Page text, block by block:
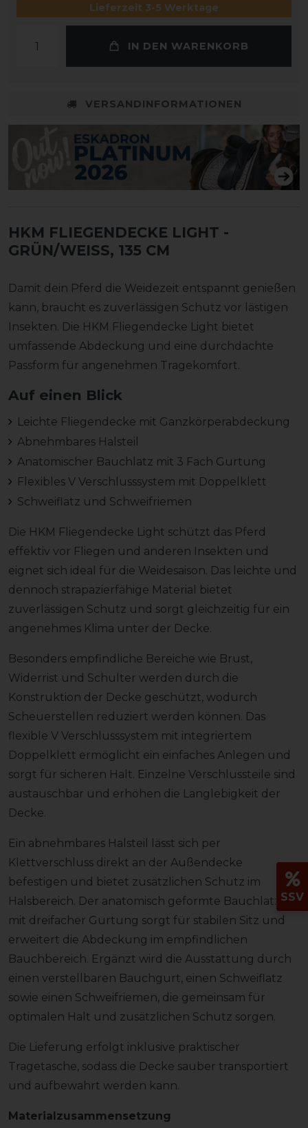
Lieferzeit 3-5 Werktage
IN DEN WARENKORB
VERSANDINFORMATIONEN
HKM FLIEGENDECKE LIGHT -
GRÜN/WEISS, 135 CM
Damit dein Pferd die Weidezeit entspannt genießen
kann, braucht es zuverlässigen Schutz vor lästigen
Insekten. Die HKM Fliegendecke Light bietet
umfassende Abdeckung und eine durchdachte
Passform für angenehmen Tragekomfort.
Auf einen Blick
Leichte Fliegendecke mit Ganzkörperabdeckung
Abnehmbares Halsteil
Anatomischer Bauchlatz mit 3 Fach Gurtung
Flexibles V Verschlusssystem mit Doppelklett
Schweiflatz und Schweifriemen
Die HKM Fliegendecke Light schützt das Pferd
effektiv vor Fliegen und anderen Insekten und
eignet sich ideal für die Weidesaison. Das leichte und
dennoch strapazierfähige Material bietet
zuverlässigen Schutz und sorgt gleichzeitig für ein
angenehmes Klima unter der Decke.
Besonders empfindliche Bereiche wie Brust,
Widerrist und Schulter werden durch die
Konstruktion der Decke geschützt, wodurch
Scheuerstellen reduziert werden können. Das
flexible V Verschlusssystem mit integriertem
Doppelklett ermöglicht ein einfaches Anlegen und
sorgt für sicheren Halt. Einzelne Verschlussteile sind
austauschbar und erhöhen die Langlebigkeit der
Decke.
Ein abnehmbares Halsteil lässt sich per
Klettverschluss direkt an der Außendecke
befestigen und bietet zusätzlichen Schutz im
Halsbereich. Der anatomisch geformte Bauchlatz
mit dreifacher Gurtung sorgt für stabilen Sitz und
erweitert die Abdeckung im empfindlichen
Bauchbereich. Ergänzt wird die Ausstattung durch
einen verstellbaren Bauchgurt, einen Schweiflatz
sowie einen Schweifriemen, die gemeinsam für
optimalen Halt und zusätzlichen Schutz sorgen.
Die Lieferung erfolgt inklusive praktischer
Tragetasche, sodass die Decke sauber transportiert
und aufbewahrt werden kann.
Materialzusammensetzung
SSV